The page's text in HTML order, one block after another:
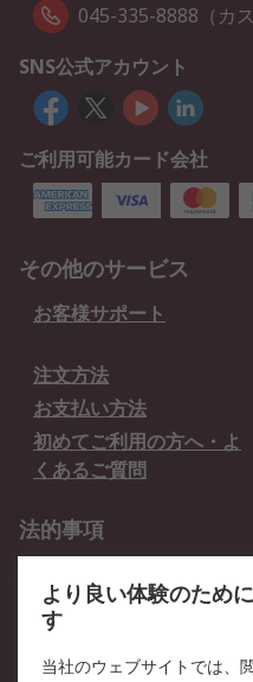
045-335-8888（カ
SNS公式アカウント
ご利用可能カード会社
その他のサービス
お客様サポート
注文方法
お支払い方法
初めてご利用の方へ・よ
くあるご質問
法的事項
クッキーポリシー
RSについて
より良い体験のため
す
当社のウェブサイトでは、